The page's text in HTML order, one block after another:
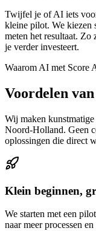
Twijfel je of AI iets
kleine pilot. We kiezen
meten het resultaat.
je verder investeert.
Waarom AI met Score
Voordelen
Wij maken
Noord-Holland. Geen
oplossingen die direct
Klein beginnen,
We starten met een
naar meer processen